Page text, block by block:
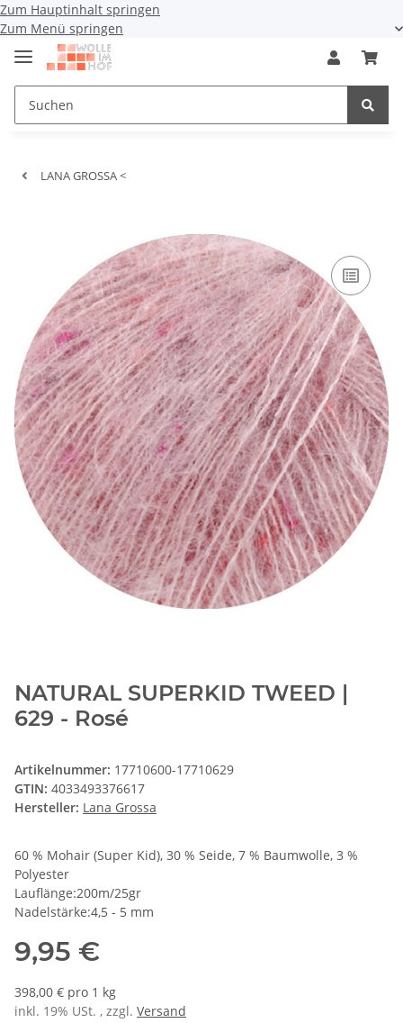
Zum Hauptinhalt springen
Zum Menü springen
LANA GROSSA <
NATURAL SUPERKID TWEED |
629 - Rosé
Artikelnummer: 17710600-17710629
GTIN: 4033493376617
Hersteller: Lana Grossa
60 % Mohair (Super Kid), 30 % Seide, 7 % Baumwolle, 3 %
Polyester
Lauflänge:200m/25gr
Nadelstärke:4,5 - 5 mm
9,95 €
398,00 € pro 1 kg
inkl. 19% USt. , zzgl. Versand